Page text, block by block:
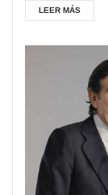
LEER MÁS